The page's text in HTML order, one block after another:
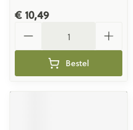
€ 10,49
Bestel